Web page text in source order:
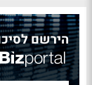
הירשם